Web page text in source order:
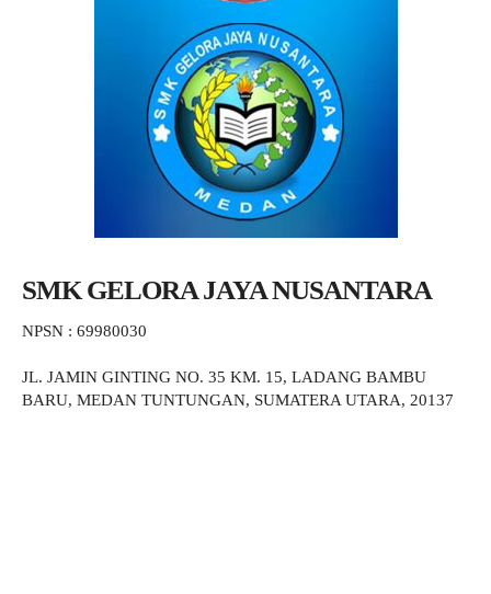
SMK GELORA JAYA NUSANTARA
NPSN : 69980030
JL. JAMIN GINTING NO. 35 KM. 15, LADANG BAMBU
BARU, MEDAN TUNTUNGAN, SUMATERA UTARA, 20137